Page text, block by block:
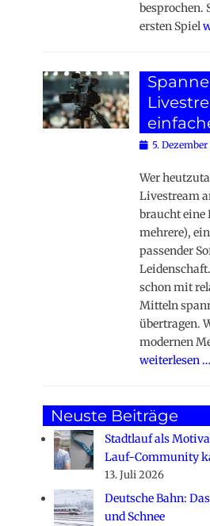
besprochen.
ersten Spiel
Posted
5. Dezember
Wer
Livestream
braucht eine
mehrere),
passender
schon mit
Mitteln
übertragen.
modernen
weiterlesen …
Neuste Beiträge
Stadtlauf als
Lauf-Community
13. Juli 2026
Deutsche Bahn:
und Schnee